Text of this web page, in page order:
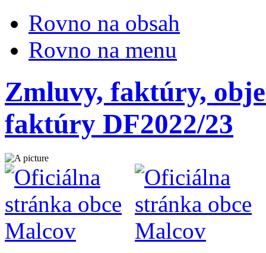
Rovno na obsah
Rovno na menu
Zmluvy, faktúry,
faktúry DF2022/23